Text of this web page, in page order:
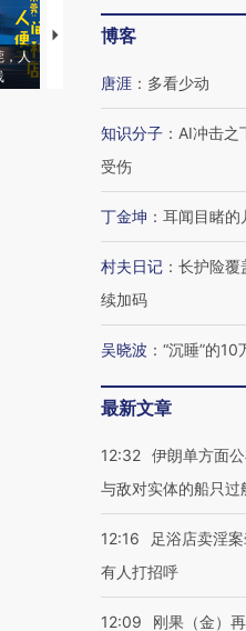
，人
【推广】走进第四届链博
博客
唐涯 ： 多看少动
知识分子 ： AI冲击之
受伤
丁金坤 ： 耳闻目睹的
村夫日记 ： 长护险覆
续加码
吴晓波 ： “沉睡”的10
最新文章
12:32 伊朗单方面
与敌对实体的船只过
12:16
足浴店卖淫
有人打招呼
12:09
刚果（金）